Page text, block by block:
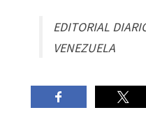
EDITORIAL
VENEZUELA